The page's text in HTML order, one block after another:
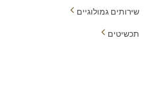
שירותים גמולוגיים
תכשיטים